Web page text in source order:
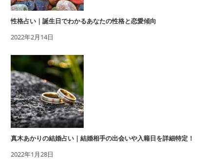
性格占い｜誕生日でわかるあなたの性格と恋愛傾向
2022年2月14日
真木あかりの結婚占い｜結婚相手の出会いや入籍日を詳細特定！
2022年1月28日